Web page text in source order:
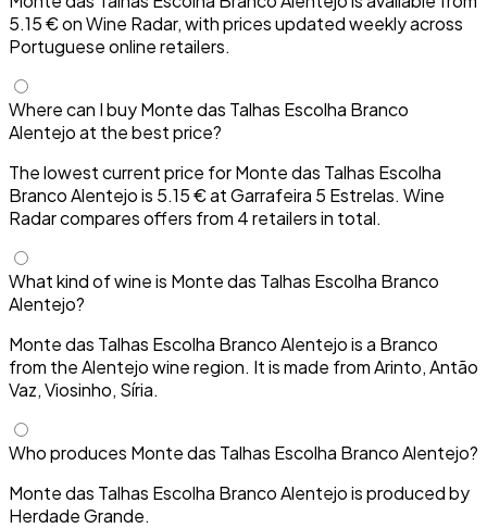
5.15 € on Wine Radar, with prices updated weekly across
Portuguese online retailers.
Where can I buy Monte das Talhas Escolha Branco
Alentejo at the best price?
The lowest current price for Monte das Talhas Escolha
Branco Alentejo is 5.15 € at Garrafeira 5 Estrelas. Wine
Radar compares offers from 4 retailers in total.
What kind of wine is Monte das Talhas Escolha Branco
Alentejo?
Monte das Talhas Escolha Branco Alentejo is a Branco
from the Alentejo wine region. It is made from Arinto, Antão
Vaz, Viosinho, Síria.
Who produces Monte das Talhas Escolha Branco Alentejo?
Monte das Talhas Escolha Branco Alentejo is produced by
Herdade Grande.